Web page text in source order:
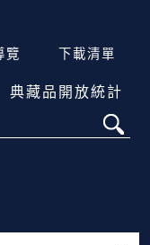
覽 下載清單
典藏品開放統計